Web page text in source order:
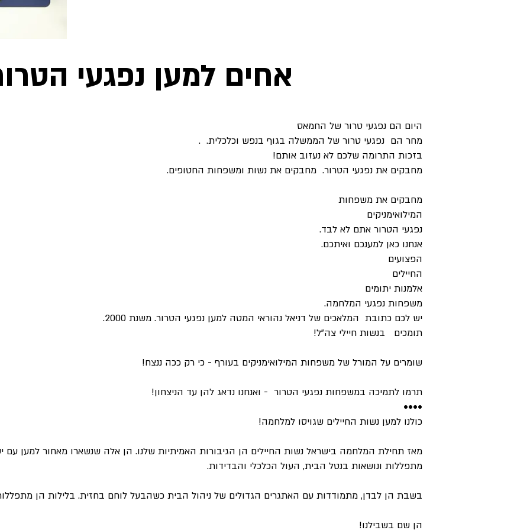
אחים למען נפגעי
היום הם נפגעי טרור של החמאס
מחר הם נפגעי טרור של הממשלה בגוף בנפש וכלכלית. .
בזכות התרומה שלכם לא נעזוב אותם!
מחבקים את נפגעי הטרור. מחבקים את נשות ומשפחות החטופים.
מחבקים את משפחות
המילואימניקים
נפגעי הטרור אתם לא לבד.
אנחנו כאן למענכם ואיתכם.
הפצועים
החיילים
אלמנות יתומים
משפחות נפגעי המלחמה.
יש לכם כתובת המלאכים של דניאל נהוראי המטה למען נפגעי הטרור. משנת 2000.
תומכים בנשות חיילי צה"ל!
שומרים על המורל של משפחות המילואימניקים בעורף - כי רק ככה ננצח!
תרמו לתמיכה במשפחות נפגעי הטרור - ואנחנו נדאג להן עד הניצחון!
••••
כולנו למען נשות החיילים שגויסו למלחמה!
מאז תחילת המלחמה בישראל נשות החיילים הן הגיבורות האמיתיות שלנו. הן אלה שנשארו מאחור למען
מתפללות ונושאות בנטל הבית, העול הכלכלי והבדידות.
בשבת הן לבדן, מתמודדות עם האתגרים הגדולים של ניהול הבית כשהבעל לוחם בחזית. בלילות הן
הן שם בשבילנו!